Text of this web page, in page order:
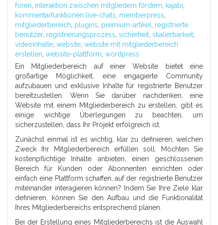
foren interaktion zwischen mitgliedern fördern kajabi
kommentarfunktionen live-chats memberpress
mitgliederbereich plugins premium-artikel
registrierte
benutzer, registrierungsprozess sicherheit skalierbarkeit
videoinhalte website website mit mitgliederbereich
erstellen website-plattform wordpress
Ein Mitgliederbereich auf einer Website bietet eine
großartige Möglichkeit, eine engagierte Community
aufzubauen und exklusive Inhalte für registrierte Benutzer
bereitzustellen. Wenn Sie darüber nachdenken, eine
Website mit einem Mitgliederbereich zu erstellen, gibt es
einige wichtige Überlegungen zu beachten, um
sicherzustellen, dass Ihr Projekt erfolgreich ist.
Zunächst einmal ist es wichtig, klar zu definieren, welchen
Zweck Ihr Mitgliederbereich erfüllen soll. Möchten Sie
kostenpflichtige Inhalte anbieten, einen geschlossenen
Bereich für Kunden oder Abonnenten einrichten oder
einfach eine Plattform schaffen, auf der registrierte Benutzer
miteinander interagieren können? Indem Sie Ihre Ziele klar
definieren, können Sie den Aufbau und die Funktionalität
Ihres Mitgliederbereichs entsprechend planen.
Bei der Erstellung eines Mitgliederbereichs ist die Auswahl